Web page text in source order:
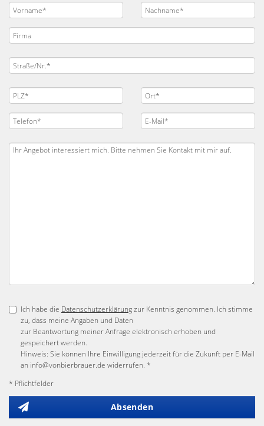
Ich habe die Datenschutzerklärungzur Kenntnis genommen. Ich stimme
zu, dass meine Angaben und Daten
zur Beantwortung meiner Anfrage elektronisch erhoben und
gespeichert werden.
Hinweis: Sie können Ihre Einwilligung jederzeit für die Zukunft per E-Mail
an info@vonbierbrauer.de widerrufen. *
* Pflichtfelder
Absenden